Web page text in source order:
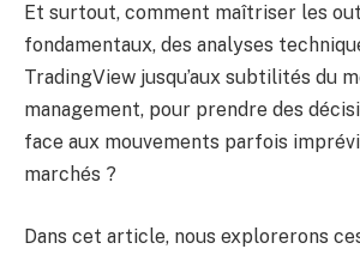
Et surtout, comment maîtriser les
fondamentaux, des analyses
TradingView jusqu’aux subtilités du
management, pour prendre des
face aux mouvements parfois
marchés ?
Dans cet article, nous explorerons